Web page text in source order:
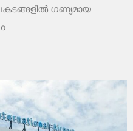
ഗണ്യമായ